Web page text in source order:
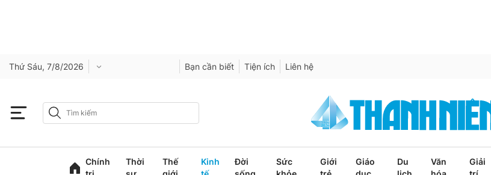
Thứ Sáu, 7/8/2026 Bạn cần biết Tiện ích Liên hệ
Chính
Thời
Thế
Kinh
Đời
Sức
Giới
Giáo
Du
Văn
Giải